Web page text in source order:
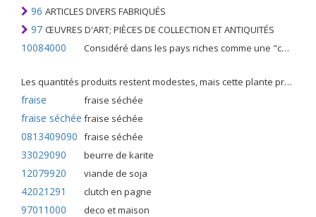
96 ARTICLES DIVERS FABRIQUÉS
97 ŒUVRES D'ART; PIÈCES DE COLLECTION ET ANTIQUITÉS
10084000 Considéré dans les pays riches comme une "céréale mineure", le fonio blanc est une graminée de la famille des poaceae cultivée pour ses graines dans certaines régions d'Afrique.
Les quantités produits restent modestes, mais cette plante présente malgré tout de nombreuses qualités. Elle est utilisé dans l'alimentation humaine et entre dans la préparation de nombreuses recettes traditionnelles africaines comme le couscous, la bouillie, les boulettes, les beignets et même le pain.
fraise fraise séchée
fraise séchée fraise séchée
0813409090 fraise séchée
33029090 beurre de karite
12079920 viande de soja
42021291 clutch en pagne
97011000 deco et maison